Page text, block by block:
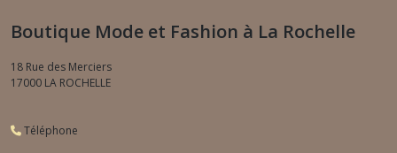
Boutique Mode et Fashion à La Rochelle
18 Rue des Merciers
17000 LA ROCHELLE
Téléphone